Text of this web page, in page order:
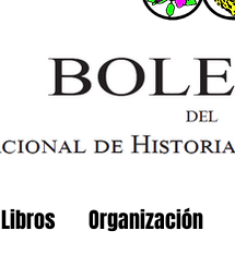
Libros Organización